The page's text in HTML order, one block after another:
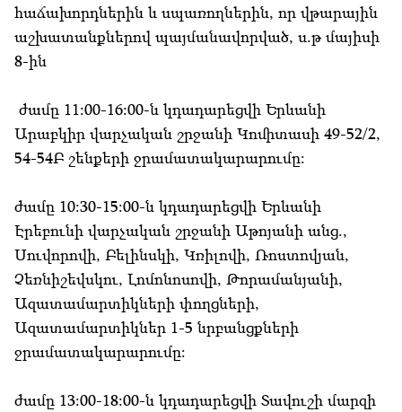
հաճախորդներին և սպառողներին, որ վթարային
աշխատանքներով պայմանավորված, ս.թ մայիսի
8-ին
ժամը 11:00-16:00-ն կդադարեցվի Երևանի
Արաբկիր վարչական շրջանի Կոմիտասի 49-52/2,
54-54Բ շենքերի ջրամատակարարումը:
ժամը 10:30-15:00-ն կդադարեցվի Երևանի
Էրեբունի վարչական շրջանի Աթոյանի անց.,
Սուվորովի, Բելինսկի, Կռիլովի, Ռոստովյան,
Չեռնիշեվսկու, Լոմոնոսովի, Թորամանյանի,
Ազատամարտիկների փողցների,
Ազատամարտիկներ 1-5 նրբանցքների
ջրամատակարարումը:
ժամը 13:00-18:00-ն կդադարեցվի Տավուշի մարզի